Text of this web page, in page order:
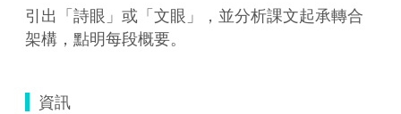
引出「詩眼」或「文眼」，並分析課文起承轉合
架構，點明每段概要。
資訊